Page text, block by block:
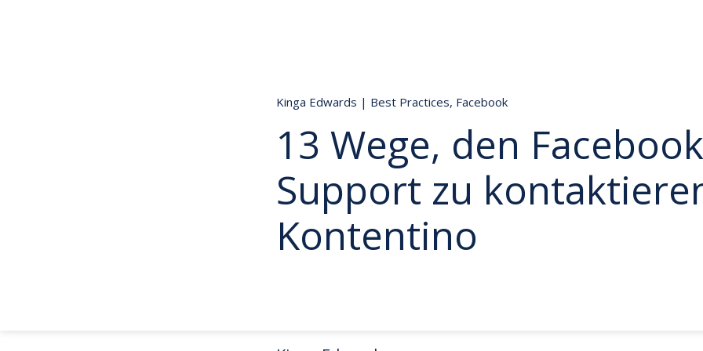
Kinga Edwards | Best Practices, Facebook
13 Wege, den Facebook
Support zu
Kontentino